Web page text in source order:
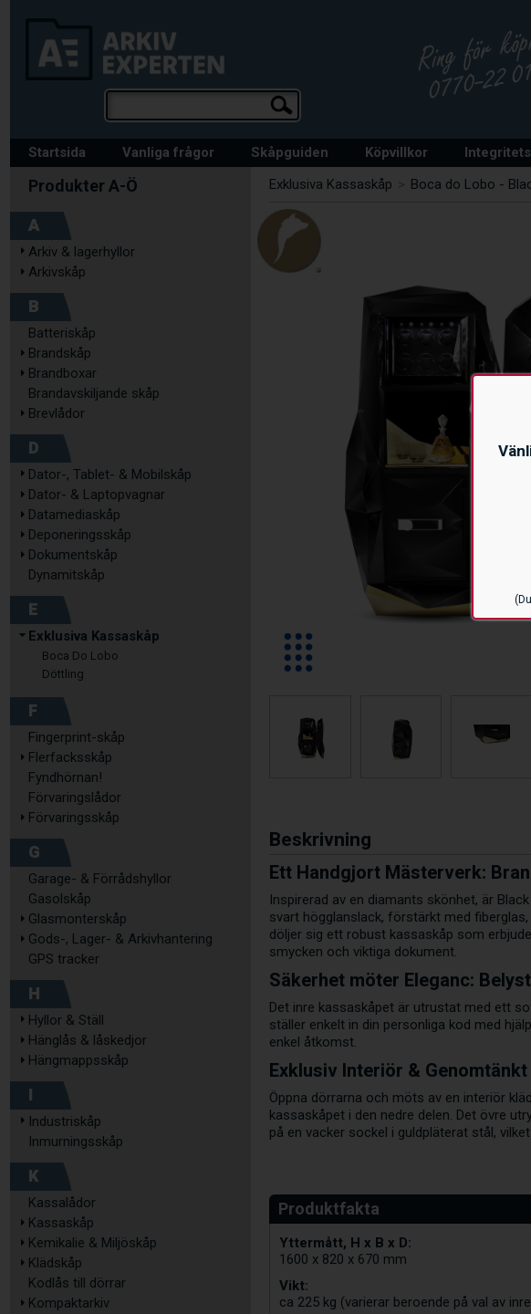
Startsida Vanliga frågor Skåpguiden Köpvillkor
A
Arkiv & lagerhyllor
Arkivskåp
B
Batteriskåp
Brandskåp
Brandboxar
Brandavskiljande skåp
Brevlådor
D
Dator-, Tablet- & Mobilskåp
Dator- & Laptopvagnar
Datamediaskåp
Deponeringsskåp
Dokumentskåp
Dynamitskåp
E
Exklusiva Kassaskåp
Boca Do Lobo
Döttling
F
Fingerprint-skåp
Flerfacksskåp
Fyndhörnan!
Förvaringslådor
Förvaringsskåp
G
Garage- & Förrådshyllor
Gasolskåp
Glasmonterskåp
Gods-, Lager- & Arkivhantering
GPS tracker
H
Hyllor & Ställ
Hänglås & låskedjor
Hängmappsskåp
I
Industriskåp
Inmurningsskåp
K
Kassalådor
Kassaskåp
Kemikalie & Miljöskåp
Klädskåp
Kodlås till dörrar
Kompaktarkiv
Exklusiva Kassaskåp Boca do Lobo -
Beskrivning
Ett Handgjort Mästerverk:
Inspirerad av en diamants skönhet, är
svart högglanslack, förstärkt med
döljer sig ett robust kassaskåp som
smycken och viktiga dokument.
Säkerhet möter Eleganс:
Det inre kassaskåpet är utrustat med ett
ställer enkelt in din personliga kod med
enkel åtkomst.
Exklusiv Interiör &
Öppna dörrarna och möts av en interiör
kassaskåpet i den nedre delen. Det övre
på en vacker sockel i guldpläterat stål,
Yttermått, H x B x D:
1600 x 820 x 670 mm
Vikt:
ca 225 kg (varierar beroende på val av